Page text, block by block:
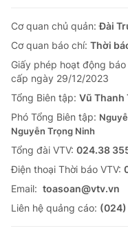
Cơ quan chủ quản:Đài
Cơ quan báo chí: Thời
Giấy phép hoạt động
cấp ngày 29/12/2023
Tổng Biên tập: Vũ Thanh
Phó Tổng Biên tập:
Nguyễn Trọng Ninh
Tổng đài VTV: 024.38
Ðiện thoại Thời báo VTV:
Email: toasoan@vtv.vn
Liên hệ quảng cáo: (024)